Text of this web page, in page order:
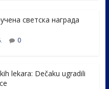
светска награда
0
lekara: Dečaku ugradili